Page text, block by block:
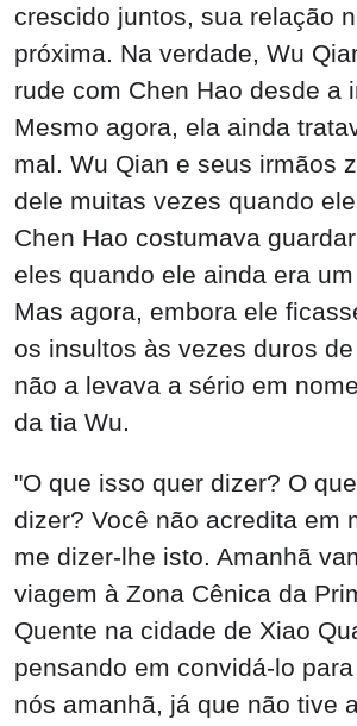
crescido juntos, sua relação
próxima. Na verdade, Wu
rude com Chen Hao desde a
Mesmo agora, ela ainda
mal. Wu Qian e seus irmãos
dele muitas vezes quando
Chen Hao costumava
eles quando ele ainda era um
Mas agora, embora ele
os insultos às vezes duros
não a levava a sério em
da tia Wu.
"O que isso quer dizer? O
dizer? Você não acredita em
me dizer-lhe isto. Amanhã
viagem à Zona Cênica da
Quente na cidade de Xiao
pensando em convidá-lo
nós amanhã, já que não tive